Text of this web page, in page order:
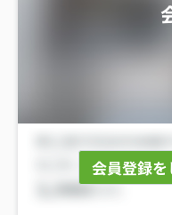
会員登録